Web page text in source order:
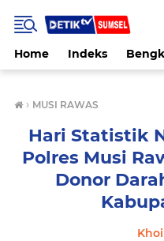
Home Indeks
› MUSI RAWAS
Hari Statistik
Polres Musi
Donor